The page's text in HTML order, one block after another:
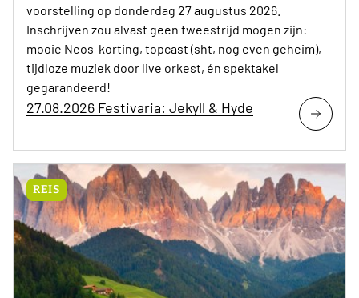
voorstelling op donderdag 27 augustus 2026.
Inschrijven zou alvast geen tweestrijd mogen zijn:
mooie Neos-korting, topcast (sht, nog even geheim),
tijdloze muziek door live orkest, én spektakel
gegarandeerd!
27.08.2026 Festivaria: Jekyll & Hyde
REIS